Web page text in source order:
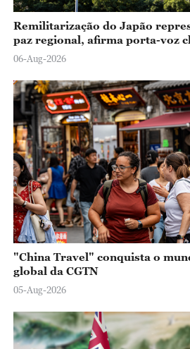
Remilitarização do Japão
paz regional, afirma porta-voz
06-Aug-2026
"China Travel" conquista o
global da CGTN
05-Aug-2026